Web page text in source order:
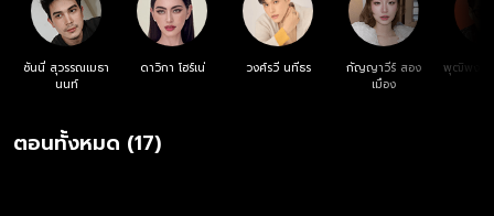
ซันนี่ สุวรรณเมธา
นนท์
ดาวิกา โฮร์เน่ วงศ์รวี นทีธร
กัญญาวีร์ สอง
เมือง
พุฒิพงศ์
ตอนทั้งหมด (17)